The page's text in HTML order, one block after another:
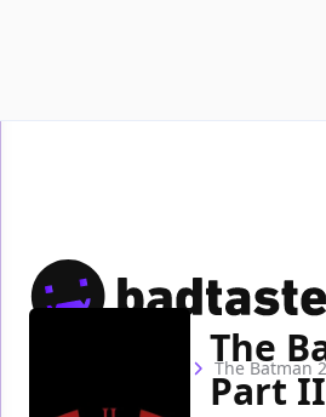
The Batman 2
The
Part II